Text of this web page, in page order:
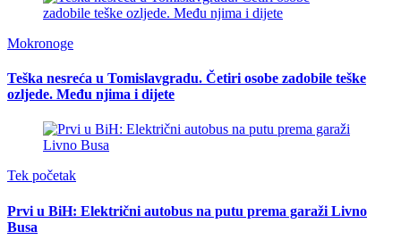
Mokronoge
Teška nesreća u Tomislavgradu. Četiri osobe zadobile teške
ozljede. Među njima i dijete
Tek početak
Prvi u BiH: Električni autobus na putu prema garaži Livno
Busa